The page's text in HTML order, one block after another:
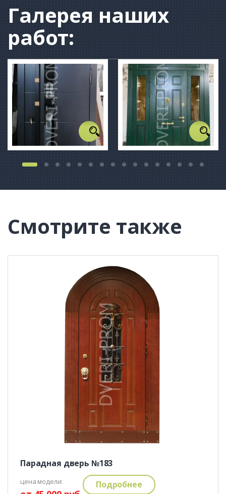
Галерея наших
работ:
Смотрите также
Парадная дверь №183
цена модели: Подробнее